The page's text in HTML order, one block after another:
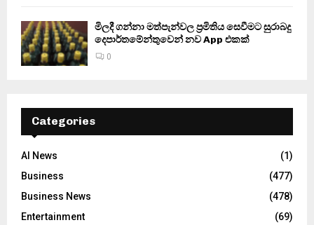
මිලදී ගන්නා මත්පැන්වල ප්‍රමිතිය සෙවීමට සුරාබදු
දෙපාර්තමේන්තුවෙන් නව App එකක්
0
Categories
AI News
(1)
Business
(477)
Business News
(478)
Entertainment
(69)